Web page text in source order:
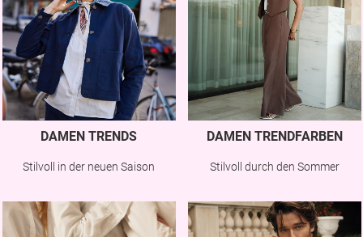
DAMEN TRENDS
Stilvoll in der neuen Saison
DAMEN TRENDFARBEN
Stilvoll durch den Sommer